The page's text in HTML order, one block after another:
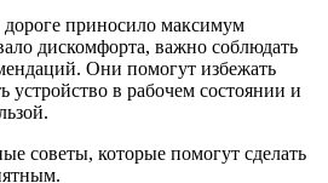
дороге приносило максимум
дискомфорта, важно соблюдать
Они помогут избежать
устройство в рабочем состоянии и
советы, которые помогут сделать